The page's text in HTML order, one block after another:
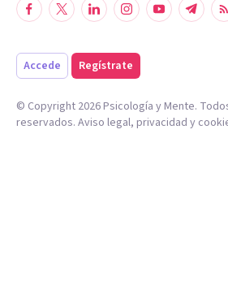
Accede Regístrate
© Copyright 2026Psicología y Mente.
reservados. Aviso legal, privacidad y